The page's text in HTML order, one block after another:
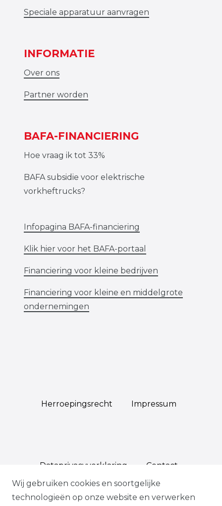
Speciale apparatuur aanvragen
INFORMATIE
Over ons
Partner worden
BAFA-FINANCIERING
Hoe vraag ik tot 33%
BAFA subsidie voor elektrische
vorkheftrucks?
Infopagina BAFA-financiering
Klik hier voor het BAFA-portaal
Financiering voor kleine bedrijven
Financiering voor kleine en middelgrote
ondernemingen
Herroepings­recht Impressum
Data­privacy­verklaring Contact
Wij gebruiken cookies en soortgelijke
technologieën op onze website en verwerken